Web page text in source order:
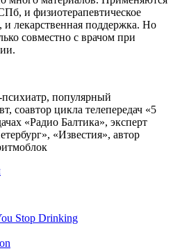
и физиотерапевтическое
и лекарственная поддержка. Но
совместно с врачом при
популярный
соавтор цикла телепередач «5
«Радио Балтика», эксперт
«Известия», автор
Stop Drinking